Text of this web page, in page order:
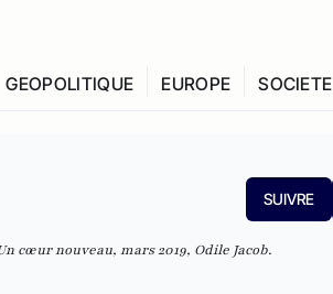
GEOPOLITIQUE EUROPE SOCIETE
SUIVRE
cœur nouveau, mars 2019, Odile Jacob.